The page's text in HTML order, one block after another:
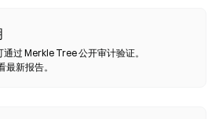
过 Merkle Tree 公开审计验证。
新报告。